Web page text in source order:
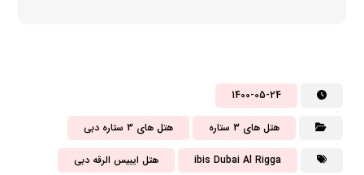
1400-05-24
هتل های 3 ستاره هتل های 3 ستاره دبی
ibis Dubai Al Rigga هتل ایبیس الرقه دبی